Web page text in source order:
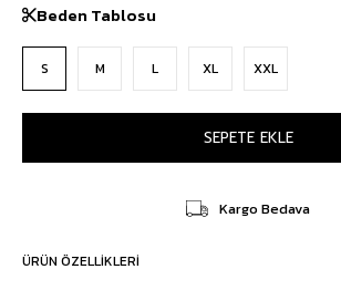
Beden Tablosu
S M L XL XXL
Kargo Bedava
ÜRÜN ÖZELLIKLERI